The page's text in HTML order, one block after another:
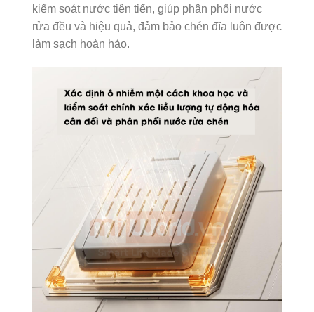
kiểm soát nước tiên tiến, giúp phân phối nước
rửa đều và hiệu quả, đảm bảo chén đĩa luôn được
làm sạch hoàn hảo.